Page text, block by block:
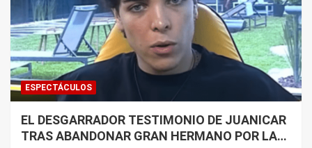
ESPECTÁCULOS
EL DESGARRADOR TESTIMONIO DE JUANICAR
TRAS ABANDONAR GRAN HERMANO POR LA